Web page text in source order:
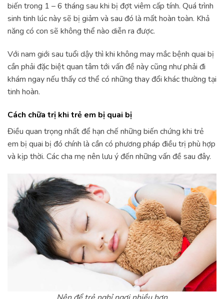
biến trong 1 – 6 tháng sau khi bị đợt viêm cấp tính. Quá trình
sinh tinh lúc này sẽ bị giảm và sau đó là mất hoàn toàn. Khả
năng có con sẽ không thể nào diễn ra được.
Với nam giới sau tuổi dậy thì khi không may mắc bệnh quai bị
cần phải đặc biệt quan tâm tới vấn đề này cũng như phải đi
khám ngay nếu thấy cơ thể có những thay đổi khác thường tại
tinh hoàn.
Cách chữa trị khi trẻ em bị quai bị
Điều quan trọng nhất để hạn chế những biến chứng khi trẻ
em bị quai bị đó chính là cần có phương pháp điều trị phù hợp
và kịp thời. Các cha mẹ nên lưu ý đến những vấn đề sau đây.